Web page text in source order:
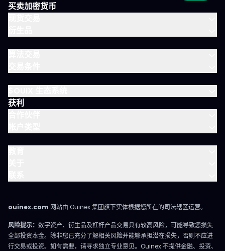
内容但不需要全方位陪伴，这是最佳选择。 你会获得 免费 IVLite
VIP 晨间简报
买卖加密货币
获利
ouinex.com 网站由 Ouinex 集团旗下实体根据您所在的司法辖区运营。
风险提示： 数字资产、衍生品及杠杆产品交易具有较高风险，可能导致您损失
全部投资本金。除非您已充分了解相关风险并能够承担潜在损失，否则不应进
行交易或投资。如有需要，请寻求独立专业意见。Ouinex 不提供金融、投资、